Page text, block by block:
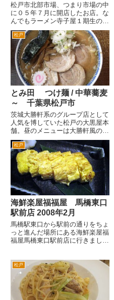
松戸市北部市場、つまり市場の中
に０５年７月に開店したお店。な
んでもラーメン寺子屋１期生の方
が五香駅前で「鳥こまち」という
居酒屋をやってらっしゃり、その
傍らでこちらでラーメン店をはじ
めたとか。 情報が少ない中毎
日通る道なんで、気になりはい
っ...
松戸
とみ田 つけ麺 / 中華蕎麦
～ 千葉県松戸市
茨城大勝軒系のグループ店として
人気を博していた松戸の大黒屋本
舗。昼のメニューは大勝軒風のラ
ーメン、夜はラーメン二郎風の２
種類のラーメンと提供していて話
題でした。 その大黒屋本舗が独
立して、屋号も店主の名字からと
み田となりました。また昼夜２
松戸
海鮮楽屋福福屋 馬橋東口
駅前店 2008年2月
馬橋駅東口から駅前の通りをちょ
っと進んだ場所にある海鮮楽屋福
福屋馬橋東口駅前店に行きまし
の居酒屋さんで、初めて聞く屋号
ですが、モンテローザが運営して
いるようです。 下足を下足箱
に...
松戸